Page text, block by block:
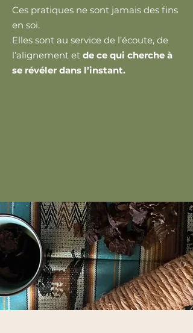
Ces pratiques ne sont jamais des fins
en soi.
Elles sont au service de l’écoute, de
l’alignement et de ce qui cherche à
se révéler dans l’instant.